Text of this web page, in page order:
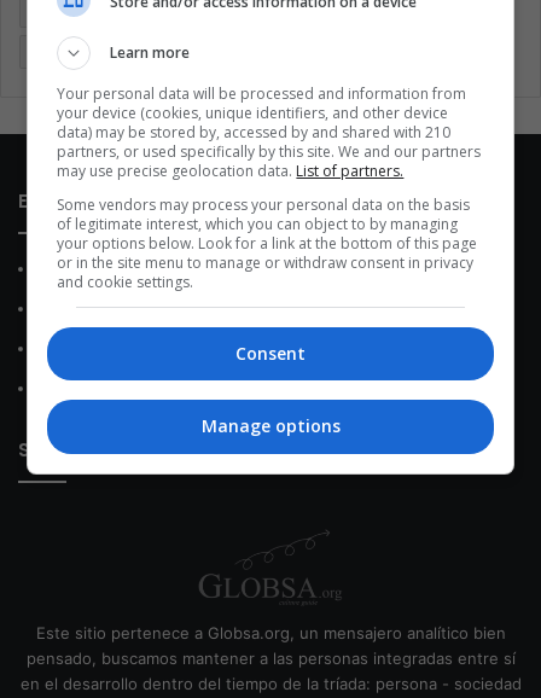
Economía Entretenimiento Fútbol Latinoamérica
Memes (ES) Mundo
Enlaces de interés
Sobre Nosotros
Contacto
Política de Privacidad
Sobre nosotros
Este sitio pertenece a Globsa.org, un mensajero analítico bien
pensado, buscamos mantener a las personas integradas entre sí
en el desarrollo dentro del tiempo de la tríada: persona - sociedad
Learn more
Your personal data will be processed and information from
your device (cookies, unique identifiers, and other device
data) may be stored by, accessed by and shared with 210
partners, or used specifically by this site. We and our partners
may use precise geolocation data. List of partners.
Some vendors may process your personal data on the basis
of legitimate interest, which you can object to by managing
your options below. Look for a link at the bottom of this page
or in the site menu to manage or withdraw consent in privacy
and cookie settings.
Consent
Manage options